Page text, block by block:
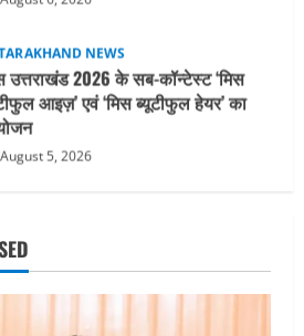
NEWS
कैबिनेट ने लिए कई महत्वपूर्ण निर्णय, अब
वर्ग के पशुपालकों को भी गाय एवं भैंस
पर मिलेगा अनुदान, मजदूरी संहिता
2026 को मिली मंजूरी
ने राष्ट्रीय हथकरघा दिवस के अवसर पर
में तीन दिवसीय प्रदर्शनी का आयोजन किया